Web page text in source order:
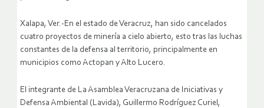
Xalapa, Ver.-En el estado de Veracruz, han sido cancelados
cuatro proyectos de minería a cielo abierto, esto tras las luchas
constantes de la defensa al territorio, principalmente en
municipios como Actopan y Alto Lucero.
El integrante de La Asamblea Veracruzana de Iniciativas y
Defensa Ambiental (Lavida), Guillermo Rodríguez Curiel,